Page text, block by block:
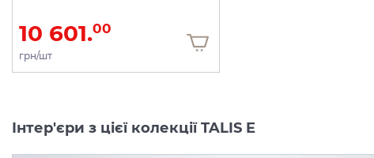
10 601.00
грн/шт
Інтер'єри з цієї колекції TALIS E